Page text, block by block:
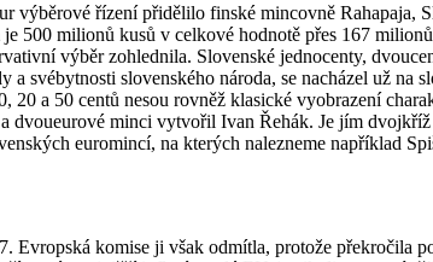
řízení přidělilo finské mincovně Rahapaja,
500 milionů kusů v celkové hodnotě přes 167
výběr zohlednila. Slovenské jednocenty,
slovenského národa, se nacházel už na
a 50 centů nesou rovněž klasické vyobrazení
minci vytvořil Ivan Řehák. Je jím
euromincí, na kterých nalezneme například
komise ji však odmítla, protože překročila